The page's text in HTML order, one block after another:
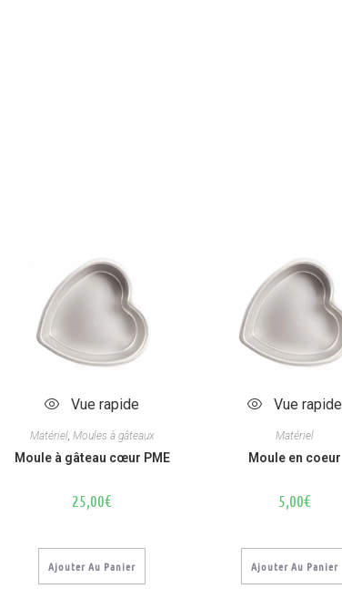
Vue rapide
Matériel, Moules à gâteaux
Moule à gâteau cœur PME
25,00€
Ajouter Au Panier
Vue rapide
Matériel
Moule en coeur
5,00€
Ajouter Au Panier